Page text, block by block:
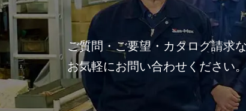
ご質問・ご要望・カタログ請求
お気軽にお問い合わせください。